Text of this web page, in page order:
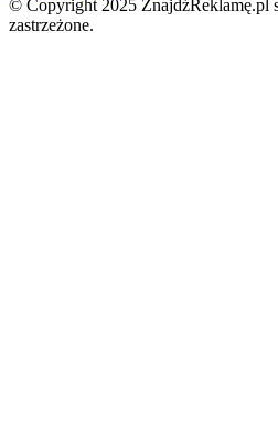
© Copyright 2025 ZnajdźReklamę.pl
zastrzeżone.